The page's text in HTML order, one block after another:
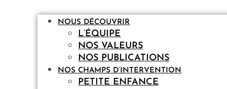
NOUS DÉCOUVRIR
L’ÉQUIPE
NOS VALEURS
NOS PUBLICATIONS
NOS CHAMPS D’INTERVENTION
PETITE ENFANCE